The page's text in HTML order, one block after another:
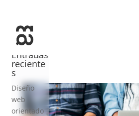
Entradas
reciente
s
Diseño
web
orientado